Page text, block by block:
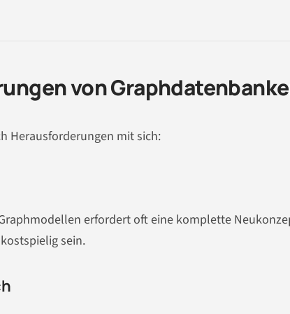
von
Herausforderungen mit sich:
erfordert oft eine komplette
sein.